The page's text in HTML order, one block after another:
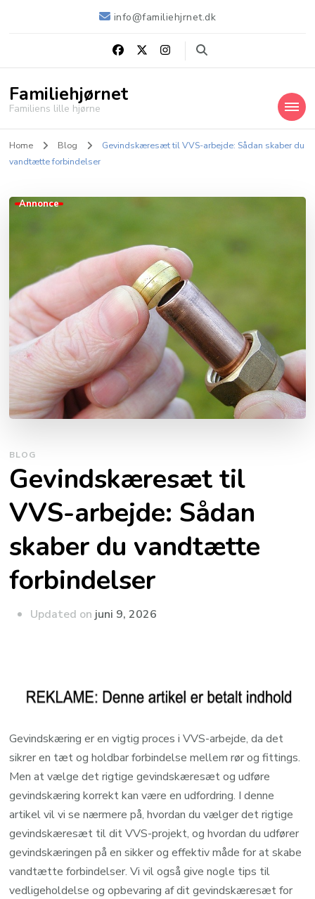
info@familiehjrnet.dk
Familiehjørnet
Familiens lille hjørne
Home Blog
Gevindskæresæt til VVS-arbejde: Sådan skaber du
vandtætte forbindelser
Annonce
BLOG
Gevindskæresæt til
VVS-arbejde: Sådan
skaber du vandtætte
forbindelser
Updated on juni 9, 2026
Gevindskæring er en vigtig proces i VVS-arbejde, da det
sikrer en tæt og holdbar forbindelse mellem rør og fittings.
Men at vælge det rigtige gevindskæresæt og udføre
gevindskæring korrekt kan være en udfordring. I denne
artikel vil vi se nærmere på, hvordan du vælger det rigtige
gevindskæresæt til dit VVS-projekt, og hvordan du udfører
gevindskæringen på en sikker og effektiv måde for at skabe
vandtætte forbindelser. Vi vil også give nogle tips til
vedligeholdelse og opbevaring af dit gevindskæresæt for